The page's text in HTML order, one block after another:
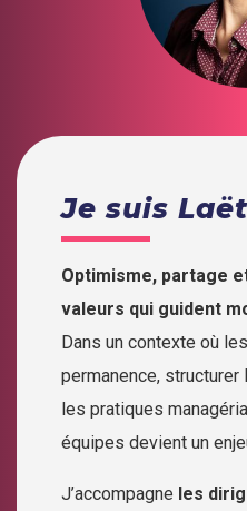
Je suis
Optimisme, partage
valeurs qui guident
Dans un contexte où
permanence, structurer
les pratiques
équipes devient un
J’accompagne les